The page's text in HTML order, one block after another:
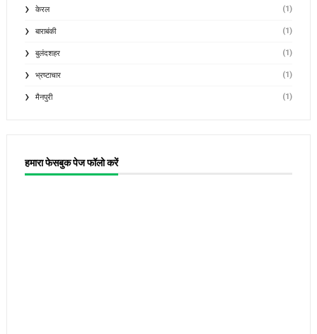
केरल (1)
बाराबंकी (1)
बुलंदशहर (1)
भ्रष्टाचार (1)
मैनपुरी (1)
हमारा फेसबुक पेज फॉलो करें